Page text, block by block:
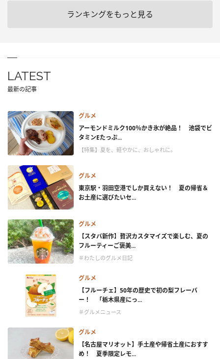
ランキングをもっと見る
LATEST
最新の記事
グルメ
アーモンドミルク100％かき氷が絶品！ 池袋でビ
タミンEたっぷ...
【特集】夏を、軽やかに、おしゃれに。
グルメ
東京駅・羽田空港でしか買えない！ 夏の帰省＆
お土産に選びたいセ...
グルメ
【スタバ新作】贅沢カスタマイズで楽しむ、夏の
フルーティーご褒美...
＃わたしのグルメ日記
グルメ
【フルーチェ】50年の歴史で初の梨フレーバ
ー！ 「栃木県産にっ...
＃グルメニュース
グルメ
【名古屋マリオット】手土産や帰省土産におすす
め！ 夏季限定レモ...